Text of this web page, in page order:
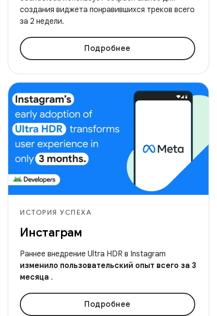
создания виджета понравившихся треков всего
за 2 недели.
Подробнее
ИСТОРИЯ УСПЕХА
Инстаграм
Раннее внедрение Ultra HDR в Instagram
изменило пользовательский опыт всего за 3
месяца .
Подробнее